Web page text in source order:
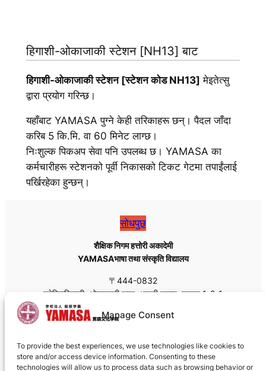
Manage Consent
To provide the best experiences, we use technologies like cookies to
store and/or access device information. Consenting to these
technologies will allow us to process data such as browsing behavior or
हिगाशी-ओकाजाकी स्टेशन [NH13] बाट
हिगाशी-ओकाजाकी स्टेशन [स्टेशन कोड NH13] मेइतेत्सु
द्वारा प्रयोग गरिन्छ।
यहाँबाट YAMASA पुग्ने केही तरिकाहरू छन्। पैदल जाँदा
करिब 5 कि.मि. वा 60 मिनेट लाग्छ।
निःशुल्क पिकअप सेवा पनि उपलब्ध छ। YAMASA का
कर्मचारीहरू स्टेशनको पूर्वी निकासको टिकट गेटमा तपाईंलाई
पर्खिरहेका हुन्छन्।
सोधपुछ
शैक्षिक निगम हत्तोरी अकादेमी
YAMASAभाषा तथा संस्कृति विद्यालय
〒444-0832
हनेहिगाशिमाची, ओकाजाकी शहर, आइची प्रान्त, जापान 1-2-1
Fax: +81 (0)564-55-8113
ढुवानीको लागि, कृपया 444-0832 को सट्टा 444-8691 प्रयोग
गर्नुहोस्।